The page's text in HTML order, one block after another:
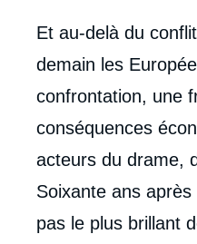
Corps
analyses
Et au-delà du
demain les
confrontation, une
conséquences
acteurs du drame,
Soixante ans
pas le plus brillant